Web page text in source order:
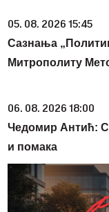
05. 08. 2026 15:45
Сазнања
Митрополиту
06. 08. 2026 18:00
Чедомир Антић:
и помака